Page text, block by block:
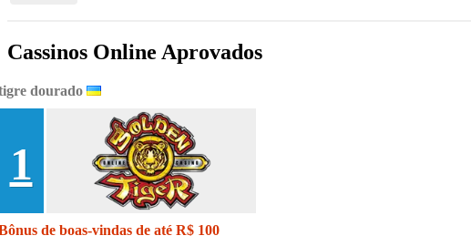
Cassinos Online Aprovados
dourado
1
de boas-vindas de até R$ 100